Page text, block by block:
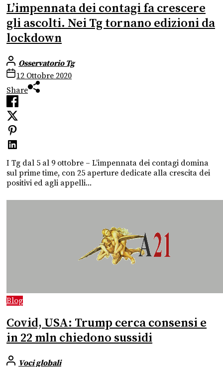
L’impennata dei contagi fa crescere
gli ascolti. Nei Tg tornano edizioni da
lockdown
Osservatorio Tg
12 Ottobre 2020
Share
I Tg dal 5 al 9 ottobre – L’impennata dei contagi domina
sul prime time, con 25 aperture dedicate alla crescita dei
positivi ed agli appelli...
Blog
Covid, USA: Trump cerca consensi e
in 22 mln chiedono sussidi
Voci globali